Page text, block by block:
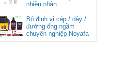
nhiều nhận
Bộ định vị cáp / dây /
đường ống ngầm
chuyên nghiệp Noyafa
NF-826